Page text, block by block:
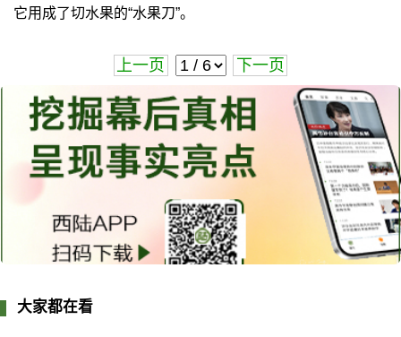
它用成了切水果的“水果刀”。
上一页 下一页
大家都在看